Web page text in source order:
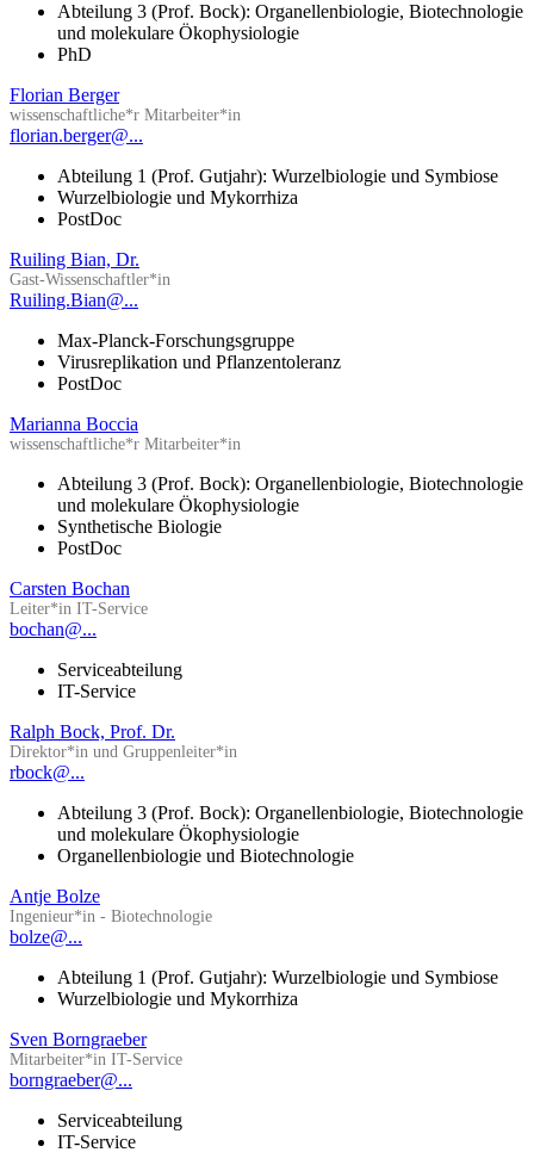
Abteilung 3 (Prof. Bock): Organellenbiologie, Biotechnologie
und molekulare Ökophysiologie
PhD
Florian Berger
wissenschaftliche*r Mitarbeiter*in
florian.berger@...
Abteilung 1 (Prof. Gutjahr): Wurzelbiologie und Symbiose
Wurzelbiologie und Mykorrhiza
PostDoc
Ruiling Bian, Dr.
Gast-Wissenschaftler*in
Ruiling.Bian@...
Max-Planck-Forschungsgruppe
Virusreplikation und Pflanzentoleranz
PostDoc
Marianna Boccia
wissenschaftliche*r Mitarbeiter*in
Abteilung 3 (Prof. Bock): Organellenbiologie, Biotechnologie
und molekulare Ökophysiologie
Synthetische Biologie
PostDoc
Carsten Bochan
Leiter*in IT-Service
bochan@...
Serviceabteilung
IT-Service
Ralph Bock, Prof. Dr.
Direktor*in und Gruppenleiter*in
rbock@...
Abteilung 3 (Prof. Bock): Organellenbiologie, Biotechnologie
und molekulare Ökophysiologie
Organellenbiologie und Biotechnologie
Antje Bolze
Ingenieur*in - Biotechnologie
bolze@...
Abteilung 1 (Prof. Gutjahr): Wurzelbiologie und Symbiose
Wurzelbiologie und Mykorrhiza
Sven Borngraeber
Mitarbeiter*in IT-Service
borngraeber@...
Serviceabteilung
IT-Service